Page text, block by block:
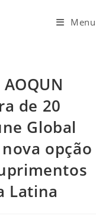
Menu
de 20
Global
opção
Latina